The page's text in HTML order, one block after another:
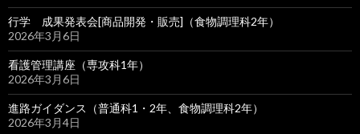
行学 成果発表会[商品開発・販売]（食物調理科2年）
2026年3月6日
看護管理講座（専攻科1年）
2026年3月6日
進路ガイダンス（普通科1・2年、食物調理科2年）
2026年3月4日